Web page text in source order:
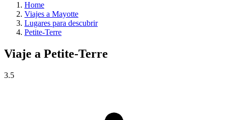
Home
Viajes a Mayotte
Lugares para descubrir
Petite-Terre
Viaje a Petite-Terre
3.5